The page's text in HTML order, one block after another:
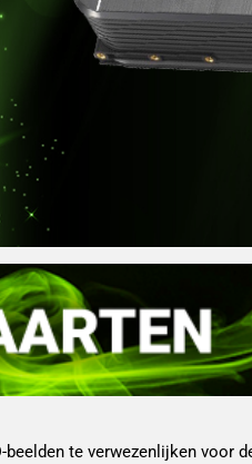
te verwezenlijken voor